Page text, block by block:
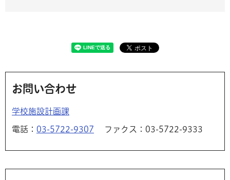
お問い合わせ
学校施設計画課
電話： 03-5722-9307 ファクス：03-5722-9333